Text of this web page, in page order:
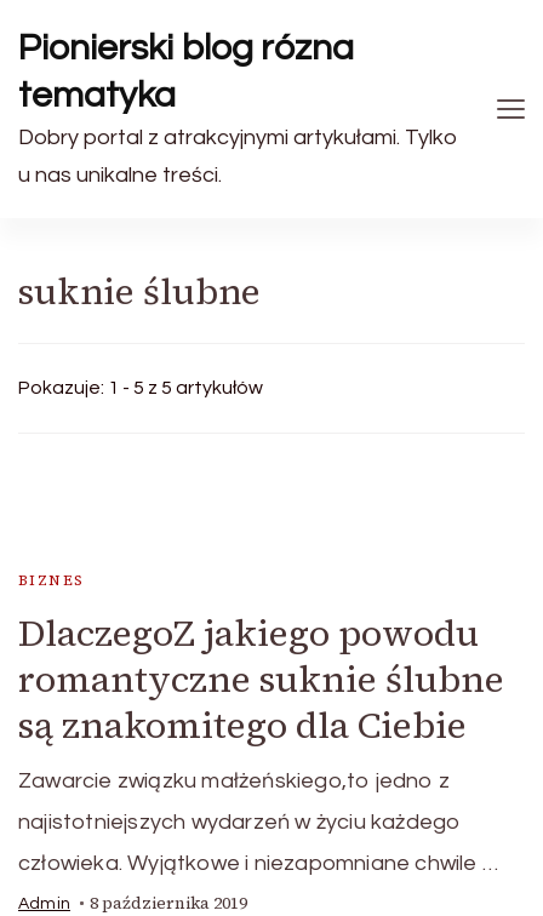
Pionierski blog rózna
tematyka
Dobry portal z atrakcyjnymi artykułami. Tylko
u nas unikalne treści.
suknie ślubne
Pokazuje: 1 - 5 z 5 artykułów
BIZNES
DlaczegoZ jakiego powodu
romantyczne suknie ślubne
są znakomitego dla Ciebie
Zawarcie związku małżeńskiego,to jedno z
najistotniejszych wydarzeń w życiu każdego
człowieka. Wyjątkowe i niezapomniane chwile …
Admin 8 października 2019